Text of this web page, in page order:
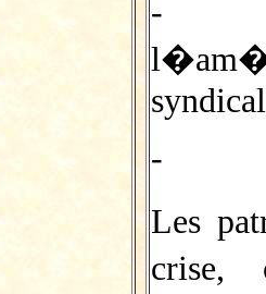
-
- la
Les